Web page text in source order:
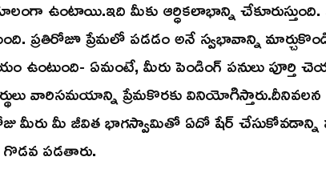
ఉంటాయి.ఇది మీకు ఆర్ధికలాభాన్ని
ప్రతిరోజూ ప్రేమలో పడడం అనే స్వభావాన్ని
ఉంటుంది- ఏమంటే, మీరు పెండింగ్ పనులు
వారిసమయాన్ని ప్రేమకొరకు
మీరు మీ జీవిత భాగస్వామితో ఏదో షేర్
పడతారు.